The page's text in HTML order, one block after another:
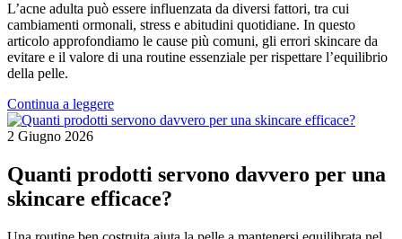
L’acne adulta può essere influenzata da diversi fattori, tra cui
cambiamenti ormonali, stress e abitudini quotidiane. In questo
articolo approfondiamo le cause più comuni, gli errori skincare da
evitare e il valore di una routine essenziale per rispettare l’equilibrio
della pelle.
Continua a leggere
2 Giugno 2026
Quanti prodotti servono davvero per una
skincare efficace?